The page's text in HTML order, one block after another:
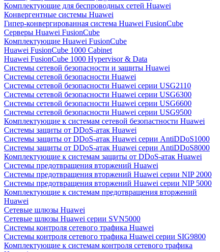
Комплектующие для беспроводных сетей Huawei
Конвергентные системы Huawei
Гипер-конвергированная система Huawei FusionCube
Серверы Huawei FusionCube
Комплектующие Huawei FusionCube
Huawei FusionCube 1000 Cabinet
Huawei FusionCube 1000 Hypervisor & Data
Системы сетевой безопасности и защиты Huawei
Системы сетевой безопасности Huawei
Системы сетевой безопасности Huawei серии USG2110
Системы сетевой безопасности Huawei серии USG6300
Системы сетевой безопасности Huawei серии USG6600
Системы сетевой безопасности Huawei серии USG9500
Комплектующие к системам сетевой безопастности Huawei
Системы защиты от DDoS-атак Huawei
Системы защиты от DDoS-атак Huawei серии AntiDDoS1000
Системы защиты от DDoS-атак Huawei серии AntiDDoS8000
Комплектующие к системам защиты от DDoS-атак Huawei
Системы предотвращения вторжений Huawei
Системы предотвращения вторжений Huawei серии NIP 2000
Системы предотвращения вторжений Huawei серии NIP 5000
Комплектующие к системам предотвращения вторжений
Huawei
Сетевые шлюзы Huawei
Сетевые шлюзы Huawei серии SVN5000
Системы контроля сетевого трафика Huawei
Системы контроля сетевого трафика Huawei серии SIG9800
Комплектующие к системам контроля сетевого трафика